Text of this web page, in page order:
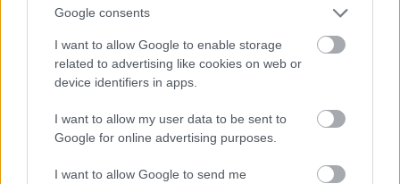
Google consents
I want to allow Google to enable storage
related to advertising like cookies on web or
device identifiers in apps.
I want to allow my user data to be sent to
Google for online advertising purposes.
I want to allow Google to send me
vajadzīgās muitas procedūras. Ja komersants
rūpējas par savu patērētāju, būtu vēlams, ka tiek
norādīts, ka varētu tikt piemērotas muitas
procedūras vai nodokļi, taču šis trešās valsts
komersants, visticamāk, nevar zināt, tieši kādā
apjomā šie nodokļi tiks piemēroti.”
Atcelt Ziņot